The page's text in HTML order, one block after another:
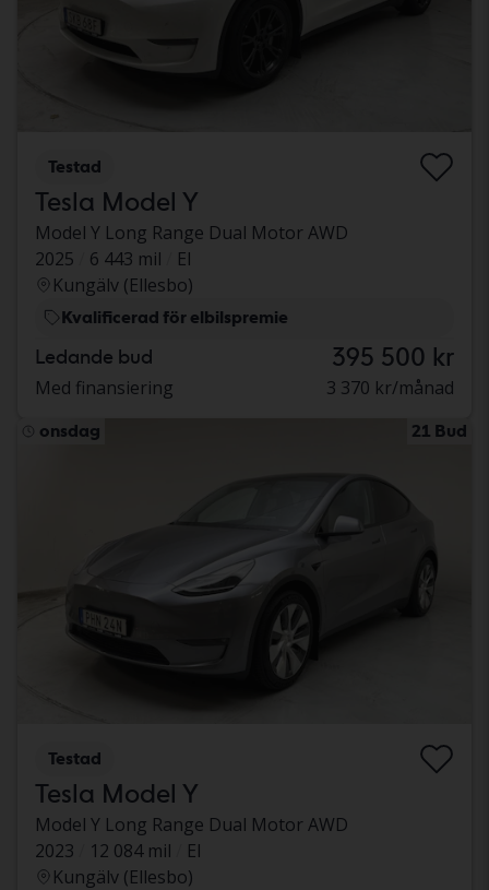
Testad
Tesla Model Y
Model Y Long Range Dual Motor AWD
2025
6 443 mil
El
Kungälv (Ellesbo)
Kvalificerad för elbilspremie
Ledande bud 395 500 kr
Med finansiering 3 370 kr/månad
onsdag 21 Bud
Testad
Tesla Model Y
Model Y Long Range Dual Motor AWD
2023
12 084 mil
El
Kungälv (Ellesbo)